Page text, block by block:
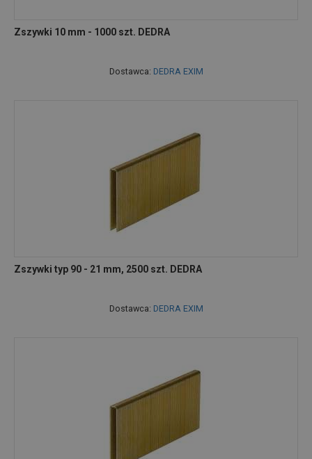
Zszywki 10 mm - 1000 szt. DEDRA
Dostawca: DEDRA EXIM
Zszywki typ 90 - 21 mm, 2500 szt. DEDRA
Dostawca: DEDRA EXIM